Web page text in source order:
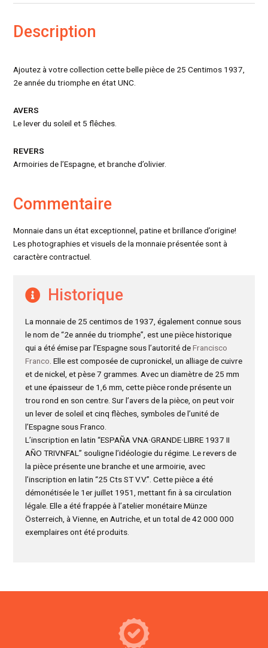
Description
Ajoutez à votre collection cette belle pièce de 25 Centimos 1937,
2e année du triomphe en état UNC.
AVERS
Le lever du soleil et 5 flêches.
REVERS
Armoiries de l’Espagne, et branche d’olivier.
Commentaire
Monnaie dans un état exceptionnel, patine et brillance d’origine!
Les photographies et visuels de la monnaie présentée sont à
caractère contractuel.
Historique
La monnaie de 25 centimos de 1937, également connue sous
le nom de “2e année du triomphe”, est une pièce historique
qui a été émise par l’Espagne sous l’autorité deFrancisco
Franco . Elle est composée de cupronickel, un alliage de cuivre
et de nickel, et pèse 7 grammes. Avec un diamètre de 25 mm
et une épaisseur de 1,6 mm, cette pièce ronde présente un
trou rond en son centre. Sur l’avers de la pièce, on peut voir
un lever de soleil et cinq flèches, symboles de l’unité de
l’Espagne sous Franco.
L’inscription en latin “ESPAÑA VNA·GRANDE·LIBRE 1937 II
AÑO TRIVNFAL” souligne l’idéologie du régime. Le revers de
la pièce présente une branche et une armoirie, avec
l’inscription en latin “25 Cts ST V.V.”. Cette pièce a été
démonétisée le 1er juillet 1951, mettant fin à sa circulation
légale. Elle a été frappée à l’atelier monétaire Münze
Österreich, à Vienne, en Autriche, et un total de 42 000 000
exemplaires ont été produits.